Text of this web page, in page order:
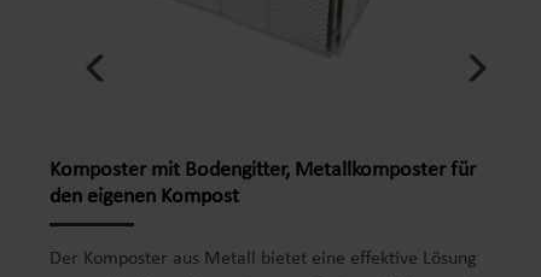
Komposter mit Bodengitter, Metallkomposter für
den eigenen Kompost
Der Komposter aus Metall bietet eine effektive Lösung